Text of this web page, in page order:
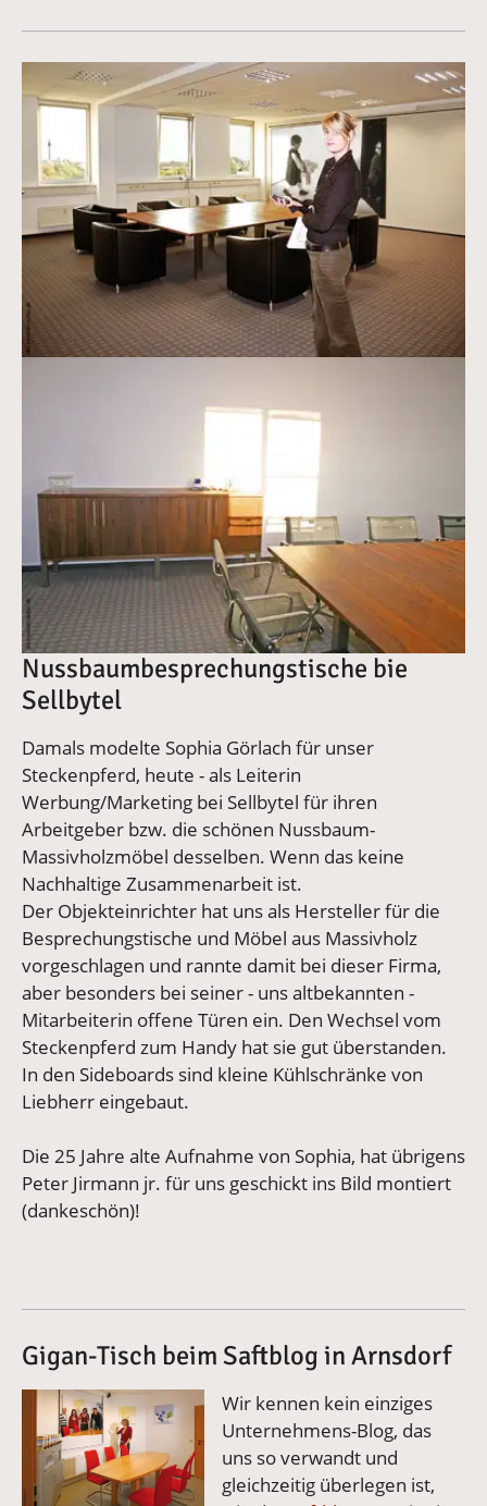
Vergrößerte Version anzeigen
Nussbaumbesprechungstische bie
Sellbytel
Damals modelte Sophia Görlach für unser
Steckenpferd, heute - als Leiterin
Werbung/Marketing bei Sellbytel für ihren
Arbeitgeber bzw. die schönen Nussbaum-
Massivholzmöbel desselben. Wenn das keine
Nachhaltige Zusammenarbeit ist.
Der Objekteinrichter hat uns als Hersteller für die
Besprechungstische und Möbel aus Massivholz
vorgeschlagen und rannte damit bei dieser Firma,
aber besonders bei seiner - uns altbekannten -
Mitarbeiterin offene Türen ein. Den Wechsel vom
Steckenpferd zum Handy hat sie gut überstanden.
In den Sideboards sind kleine Kühlschränke von
Liebherr eingebaut.
Die 25 Jahre alte Aufnahme von Sophia, hat übrigens
Peter Jirmann jr. für uns geschickt ins Bild montiert
(dankeschön)!
Gigan-Tisch beim Saftblog in Arnsdorf
Vergrößerte Version anzeigenWir kennen kein einziges
Unternehmens-Blog, das
uns so verwandt und
gleichzeitig überlegen ist,